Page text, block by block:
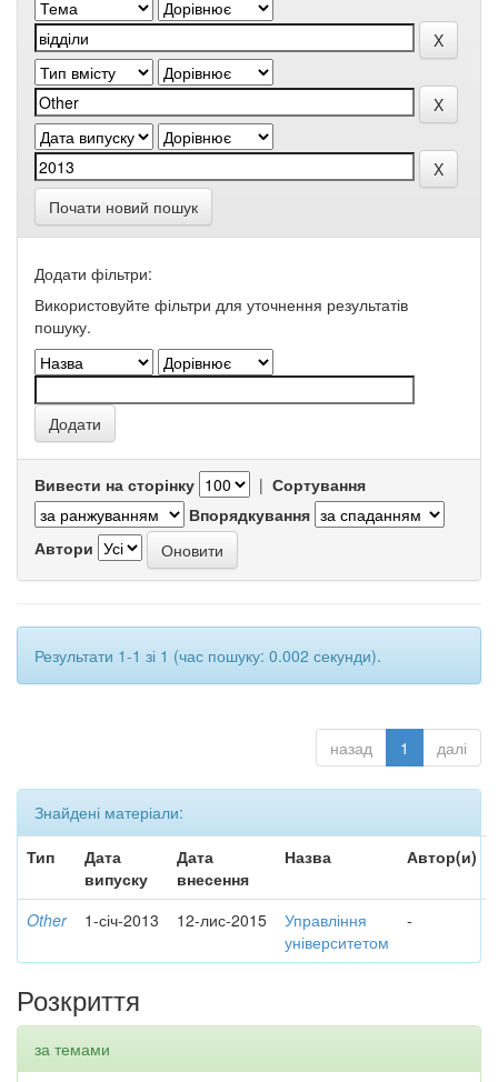
Почати новий пошук
Додати фільтри:
Використовуйте фільтри для уточнення результатів
пошуку.
Вивести на сторінку | Сортування
Впорядкування
Автори
Результати 1-1 зі 1 (час пошуку: 0.002 секунди).
назад 1 далі
Знайдені матеріали:
Тип
Дата
випуску
Дата
внесення
Назва Автор(и)
Other 1-січ-2013 12-лис-2015
Управління
університетом
-
Розкриття
за темами